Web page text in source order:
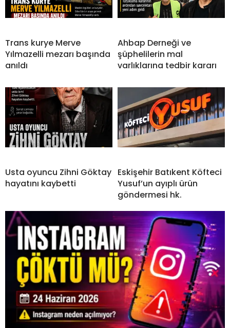
Trans kurye Merve
Yılmazelli mezarı başında
anıldı
Ahbap Derneği ve
şüphelilerin mal
varlıklarına tedbir kararı
Usta oyuncu Zihni Göktay
hayatını kaybetti
Eskişehir Batıkent Köfteci
Yusuf’un ayıplı ürün
göndermesi hk.